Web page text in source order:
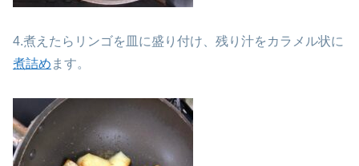
4.煮えたらリンゴを皿に盛り付け、残り汁をカラメル状に
煮詰め ます。